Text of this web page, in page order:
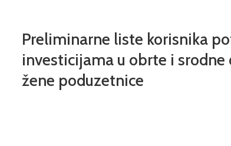
Preliminarne liste korisnika
investicijama u obrte i
žene poduzetnice